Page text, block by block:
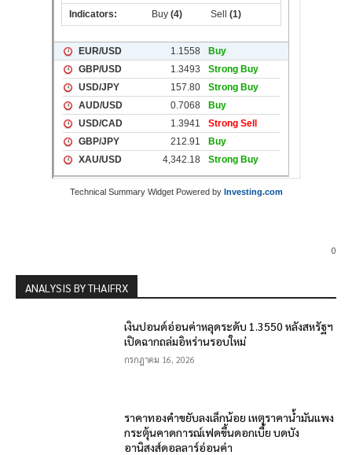
Technical Summary Widget Powered by Investing.com
0
ANALYSIS BY THAIFRX
เงินปอนด์อ่อนค่าหลุดระดับ 1.3550 หลังสหรัฐฯ
เปิดฉากถล่มอิหร่านรอบใหม่
กรกฎาคม 16, 2026
ราคาทองคำขยับลงเล็กน้อย เหตุราคาน้ำมันแพง
กระตุ้นคาดการณ์เฟดขึ้นดอกเบี้ย บดบัง
อานิสงส์ดอลลาร์อ่อนค่า